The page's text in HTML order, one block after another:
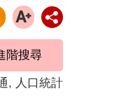
階搜尋
人口統計